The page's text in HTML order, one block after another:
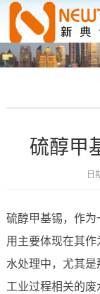
硫醇甲
日
硫醇甲基锡，作
用主要体现在其
水处理中，尤其
工业过程相关的